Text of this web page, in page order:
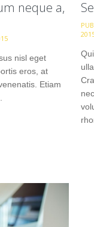
neque a,
nisl eget
eros, at
Etiam